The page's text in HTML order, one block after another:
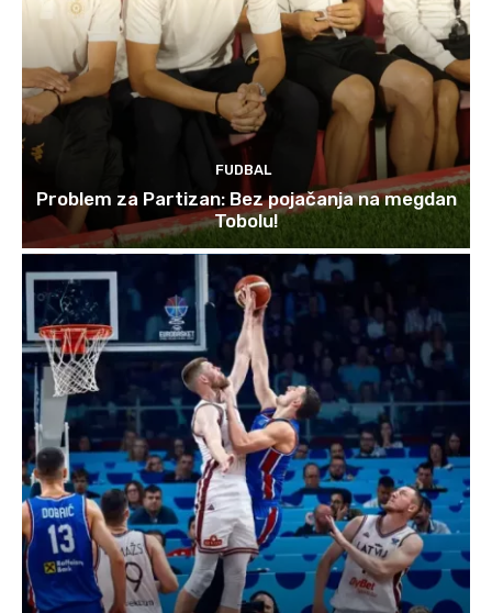
FUDBAL
Problem za Partizan: Bez pojačanja na megdan
Tobolu!